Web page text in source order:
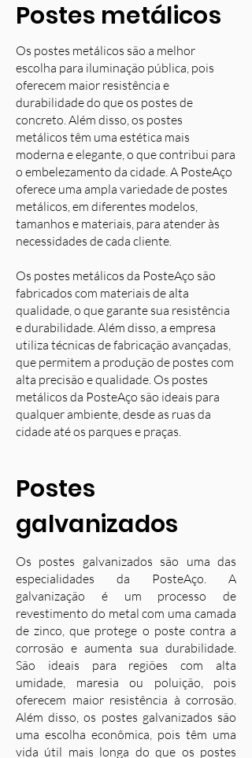
Postes metálicos
Os postes metálicos são a melhor
escolha para iluminação pública, pois
oferecem maior resistência e
durabilidade do que os postes de
concreto. Além disso, os postes
metálicos têm uma estética mais
moderna e elegante, o que contribui para
o embelezamento da cidade. A PosteAço
oferece uma ampla variedade de postes
metálicos, em diferentes modelos,
tamanhos e materiais, para atender às
necessidades de cada cliente.
Os postes metálicos da PosteAço são
fabricados com materiais de alta
qualidade, o que garante sua resistência
e durabilidade. Além disso, a empresa
utiliza técnicas de fabricação avançadas,
que permitem a produção de postes com
alta precisão e qualidade. Os postes
metálicos da PosteAço são ideais para
qualquer ambiente, desde as ruas da
cidade até os parques e praças.
Postes
galvanizados
Os postes galvanizados são uma das
especialidades da PosteAço. A
galvanização é um processo de
revestimento do metal com uma camada
de zinco, que protege o poste contra a
corrosão e aumenta sua durabilidade.
São ideais para regiões com alta
umidade, maresia ou poluição, pois
oferecem maior resistência à corrosão.
Além disso, os postes galvanizados são
uma escolha econômica, pois têm uma
vida útil mais longa do que os postes